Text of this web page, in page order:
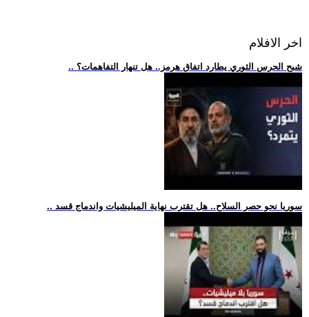
اخر الافلام
.. شبح الحرس الثوري يطارد اتفاق هرمز.. هل تنهار التفاهمات؟
.. سوريا نحو حصر السلاح.. هل تقترب نهاية الميليشيات واندماج قسد